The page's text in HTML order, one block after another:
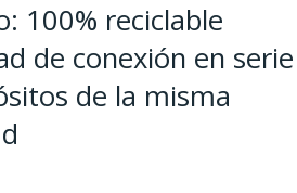
100% reciclable
de conexión en serie
de la misma